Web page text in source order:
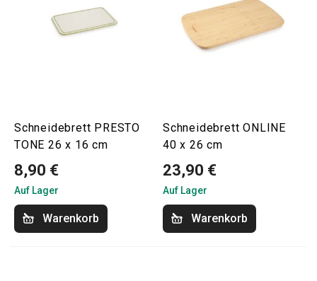
Schneidebrett PRESTO
TONE 26 x 16 cm
8,90 €
Auf Lager
Warenkorb
Schneidebrett ONLINE
40 x 26 cm
23,90 €
Auf Lager
Warenkorb